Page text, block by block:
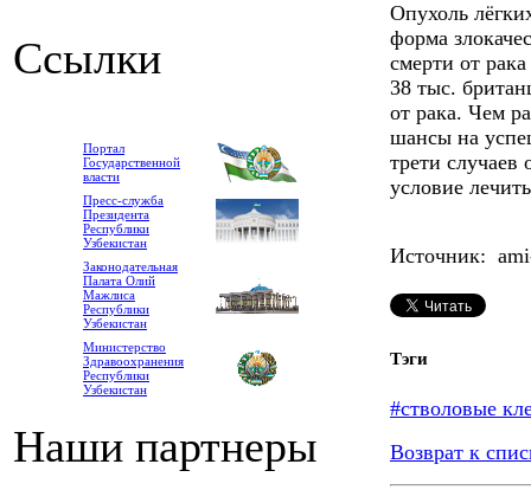
Ссылки
Портал
Государственной
власти
Пресс-служба
Президента
Республики
Узбекистан
Законодательная
Палата Олий
Мажлиса
Республики
Узбекистан
Министерство
Здравоохранения
Республики
Узбекистан
Наши партнеры
Опухоль
форма
смерти от
38 тыс.
от рака. Чем
шансы на
трети случаев
условие
Источник:
Тэги
#стволовые
Возврат к